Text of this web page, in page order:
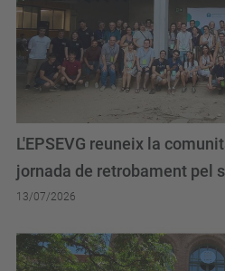
L'EPSEVG reuneix la
jornada de retrobament pel